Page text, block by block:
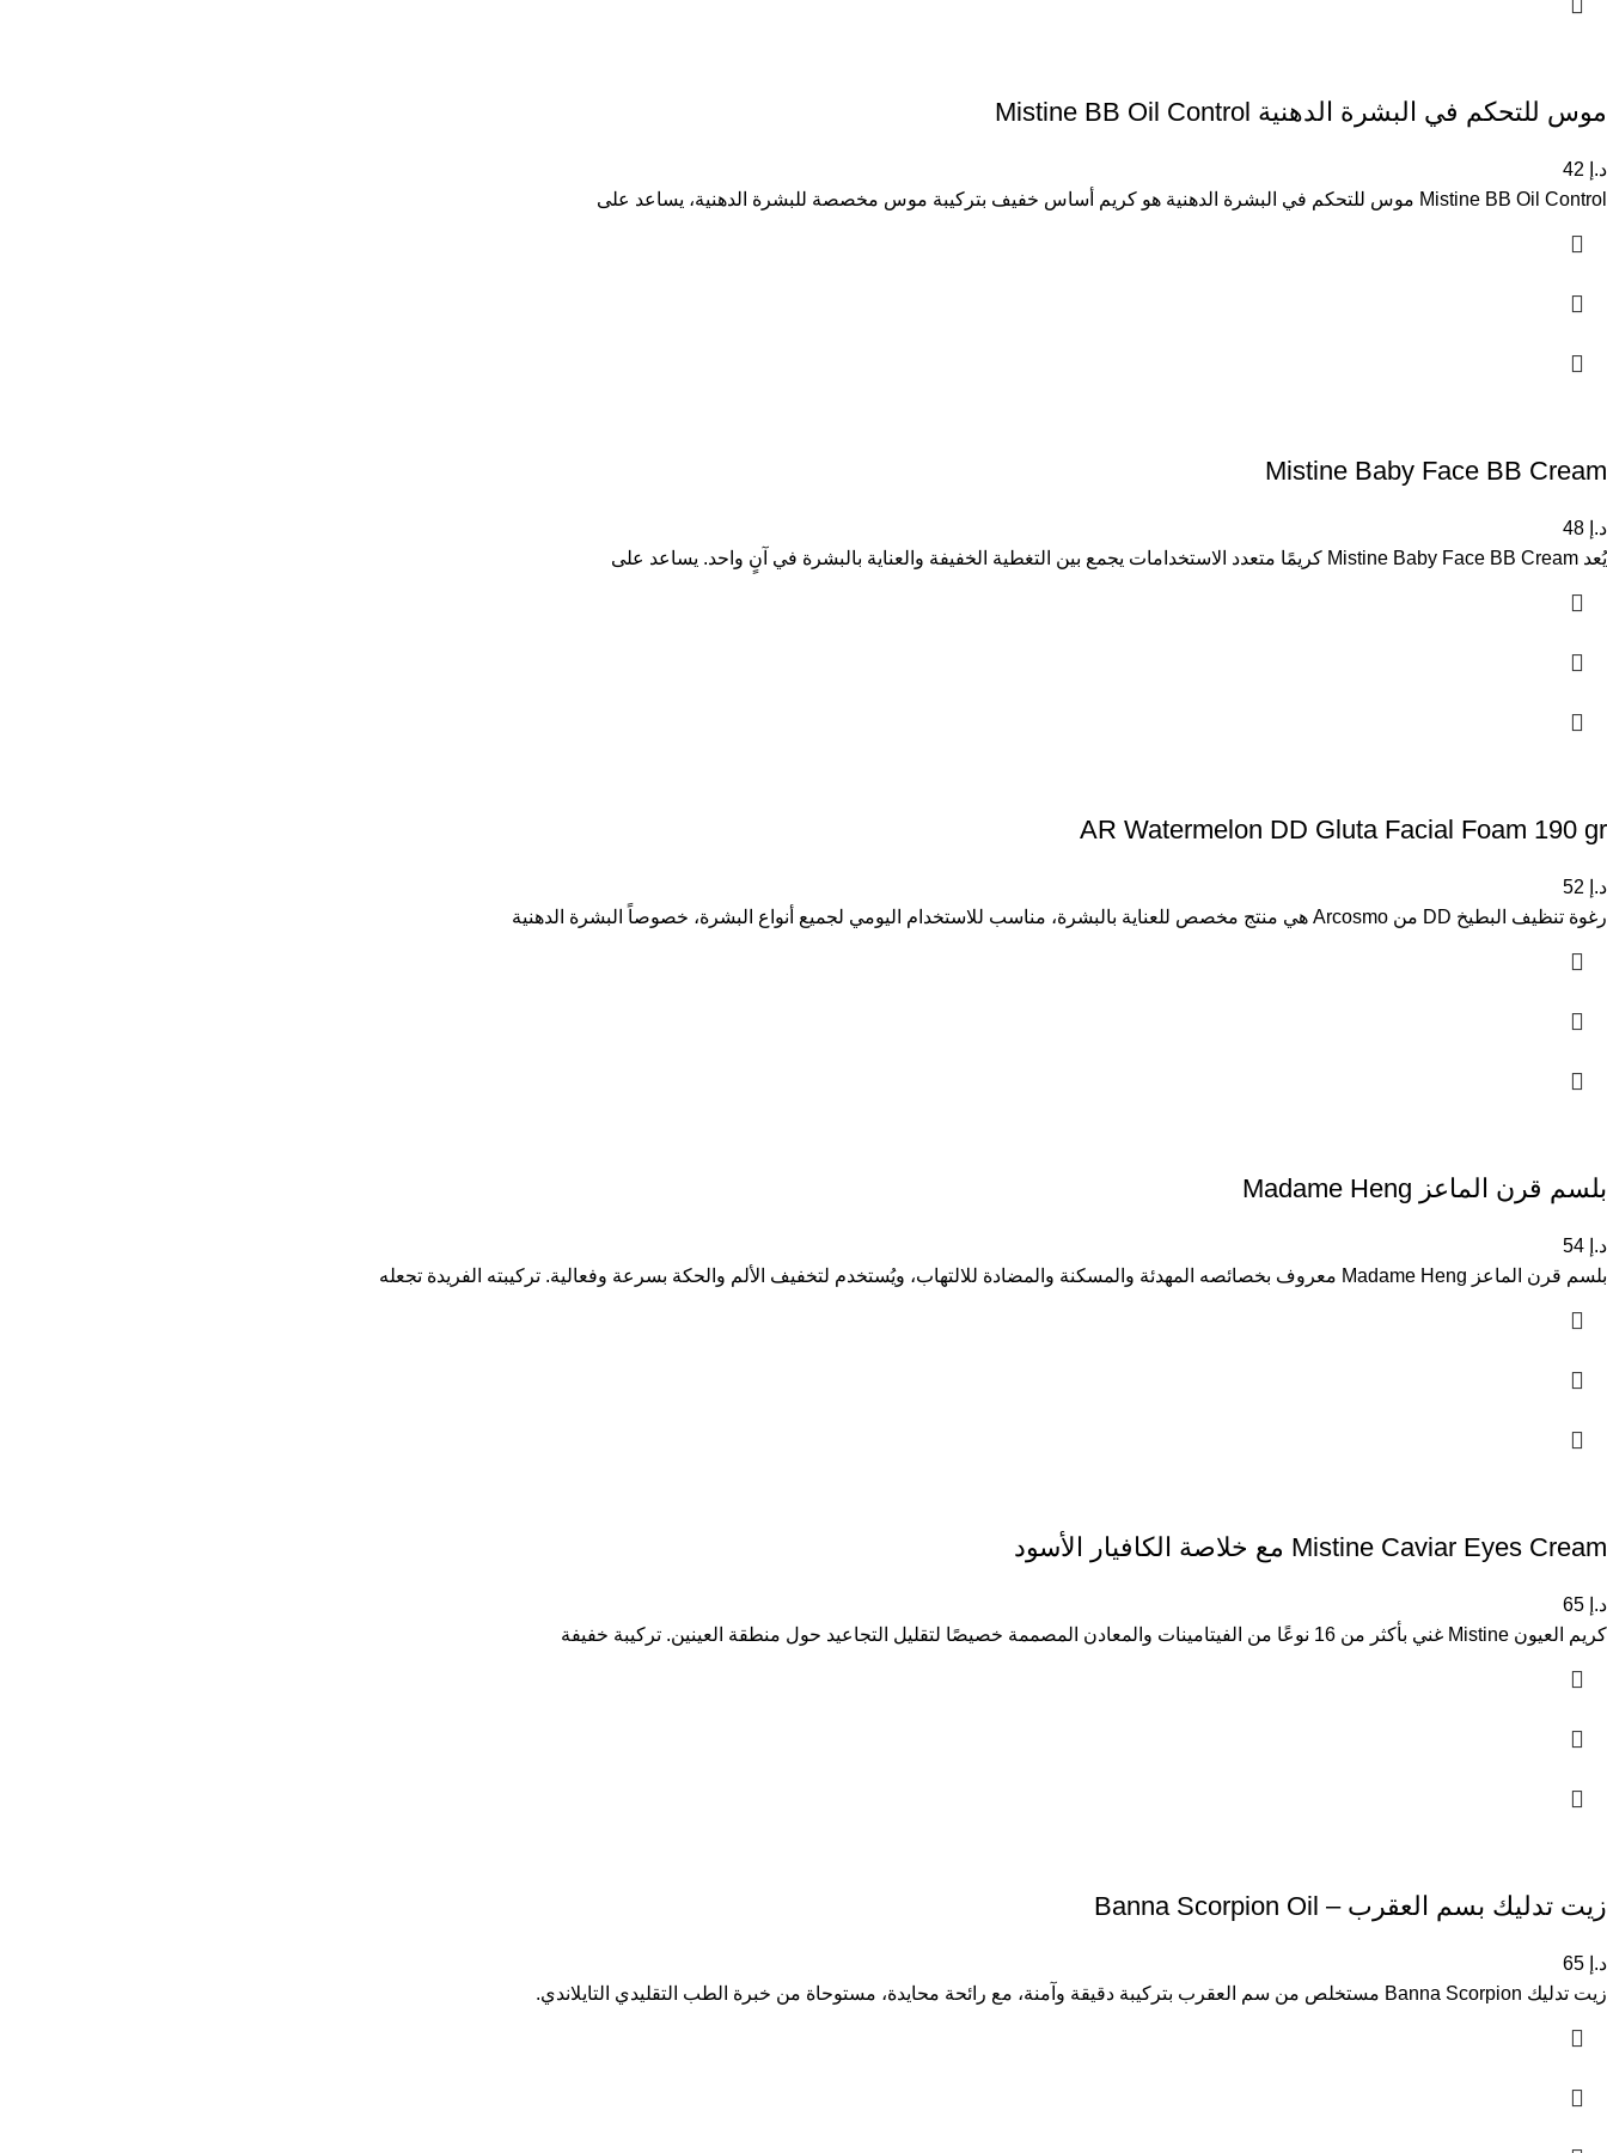
موس للتحكم في البشرة الدهنية Mistine BB Oil Control
د.إ
Mistine BB Oil Control موس للتحكم في البشرة الدهنية هو كريم أساس خفيف بتركيبة موس مخصصة للبشرة الدهنية، يساعد على
Mistine Baby Face BB Cream
د.إ
يُعد Mistine Baby Face BB Cream كريمًا متعدد الاستخدامات يجمع بين التغطية الخفيفة والعناية بالبشرة في آنٍ واحد. يساعد على
AR Watermelon DD Gluta Facial Foam 190 gr
د.إ
رغوة تنظيف البطيخ DD من Arcosmo هي منتج مخصص للعناية بالبشرة، مناسب للاستخدام اليومي لجميع أنواع البشرة، خصوصاً البشرة الدهنية
بلسم قرن الماعز Madame Heng
د.إ
بلسم قرن الماعز Madame Heng معروف بخصائصه المهدئة والمسكنة والمضادة للالتهاب، ويُستخدم لتخفيف الألم والحكة بسرعة وفعالية. تركيبته الفريدة تجعله
Mistine Caviar Eyes Cream مع خلاصة الكافيار الأسود
د.إ
كريم العيون Mistine غني بأكثر من 16 نوعًا من الفيتامينات والمعادن المصممة خصيصًا لتقليل التجاعيد حول منطقة العينين. تركيبة خفيفة
زيت تدليك بسم العقرب – Banna Scorpion Oil
د.إ
زيت تدليك Banna Scorpion مستخلص من سم العقرب بتركيبة دقيقة وآمنة، مع رائحة محايدة، مستوحاة من خبرة الطب التقليدي التايلاندي.